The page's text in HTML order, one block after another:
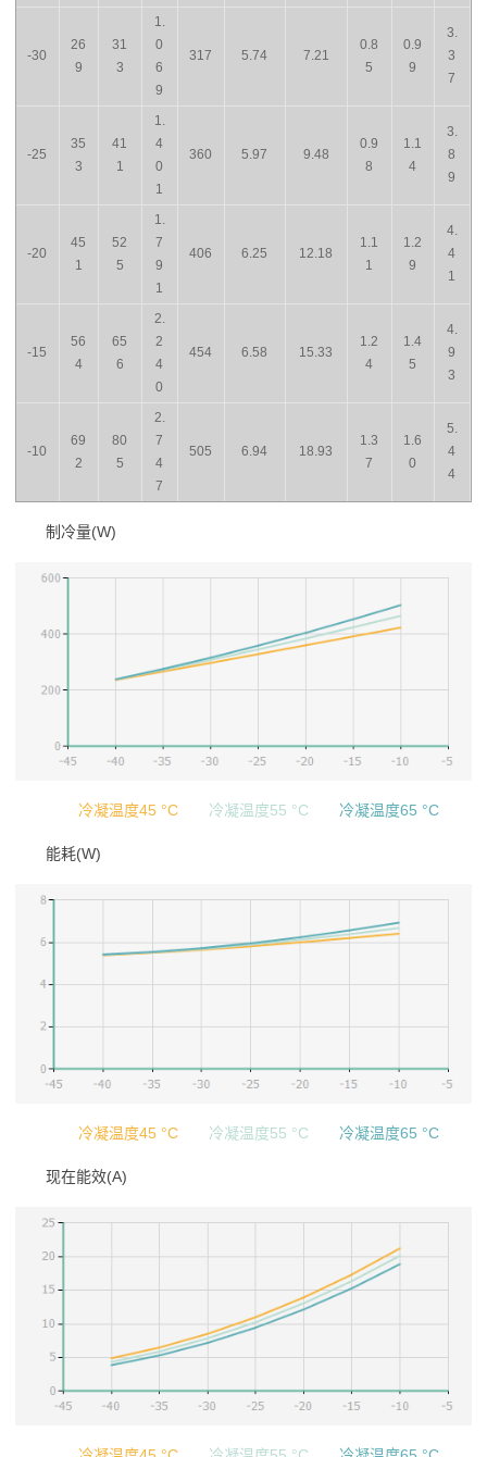
-30
26
9
31
3
1.
0
6
9
317 5.74 7.21
0.8
5
0.9
9
3.
3
7
-25
35
3
41
1
1.
4
0
1
360 5.97 9.48
0.9
8
1.1
4
3.
8
9
-20
45
1
52
5
1.
7
9
1
406 6.25 12.18
1.1
1
1.2
9
4.
4
1
-15
56
4
65
6
2.
2
4
0
454 6.58 15.33
1.2
4
1.4
5
4.
9
3
-10
69
2
80
5
2.
7
4
7
505 6.94 18.93
1.3
7
1.6
0
5.
4
4
制冷量(W)
冷凝温度45 °C 冷凝温度55 °C 冷凝温度65 °C
能耗(W)
冷凝温度45 °C 冷凝温度55 °C 冷凝温度65 °C
现在能效(A)